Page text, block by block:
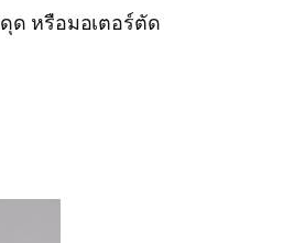
ด หรือมอเตอร์ตัด